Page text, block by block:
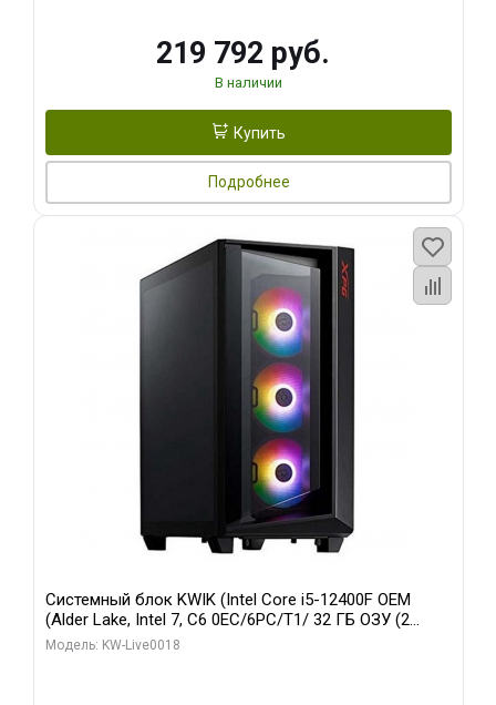
219 792 руб.
В наличии
Купить
Подробнее
Системный блок KWIK (Intel Core i5-12400F OEM
(Alder Lake, Intel 7, C6 0EC/6PC/T1/ 32 ГБ ОЗУ (2
модуля)/ Ninja Sinotex GTX1660 SUPER 6GB GDDR6
Модель: KW-Live0018